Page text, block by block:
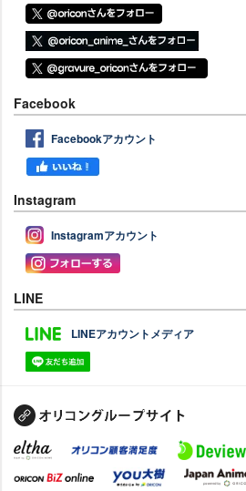
Facebook
Facebookアカウント
Instagram
Instagramアカウント
LINE
LINEアカウントメディア